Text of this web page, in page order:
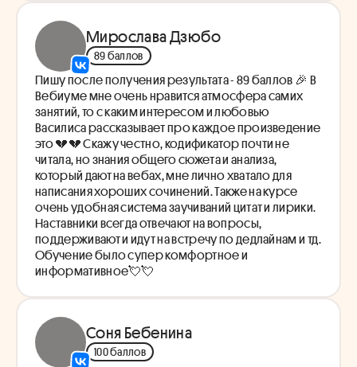
Мирослава Дзюбо
89 баллов
Пишу после получения результата - 89 баллов 🎉 В
Вебиуме мне очень нравится атмосфера самих
занятий, то с каким интересом и любовью
Василиса рассказывает про каждое произведение
это 💔💔 Скажу честно, кодификатор почти не
читала, но знания общего сюжета и анализа,
который дают на вебах, мне лично хватало для
написания хороших сочинений. Также на курсе
очень удобная система заучиваний цитат и лирики.
Наставники всегда отвечают на вопросы,
поддерживают и идут на встречу по дедлайнам и тд.
Обучение было супер комфортное и
информативное💘💘
Соня Бебенина
100 баллов